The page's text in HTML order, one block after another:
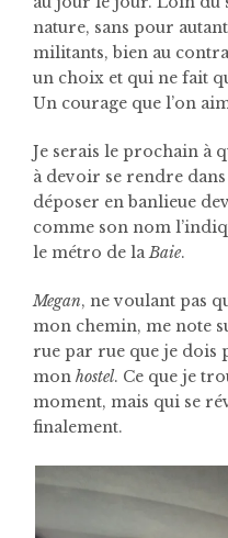
nature, sans pour
militants, bien au
un choix et qui ne fait
Un courage que l’on
Je serais le prochain à
à devoir se rendre dans
déposer en banlieue
comme son nom
le métro de laBaie.
Megan, ne voulant pas
mon chemin, me note
rue par rue que je
mon hostel. Ce que je
moment, mais qui se
finalement.